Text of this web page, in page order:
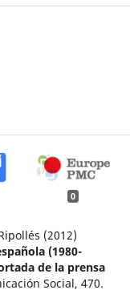
0
(2012)
(1980-
de la prensa
Social, 470.